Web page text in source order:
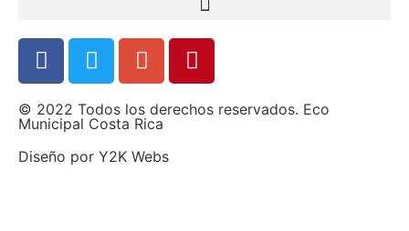
© 2022 Todos los derechos reservados. Eco
Municipal Costa Rica
Diseño por Y2K Webs